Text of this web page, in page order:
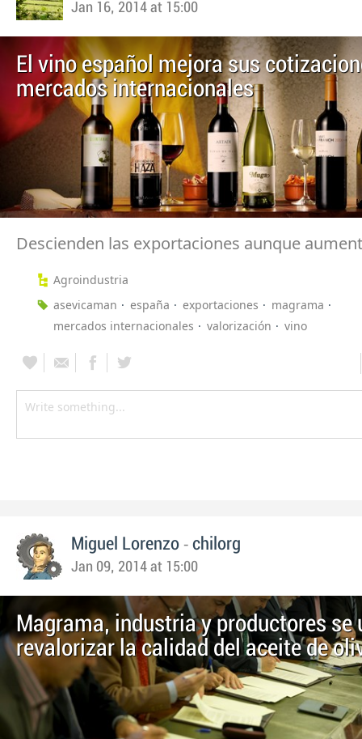
Jan 16, 2014 at 15:00
El vino español mejora sus
mercados internacionales
Descienden las exportaciones aunque
Agroindustria
asevicaman
españa exportaciones
magrama
mercados internacionales
valorización vino
Miguel Lorenzo - chilorg
Jan 09, 2014 at 15:00
Magrama, industria y productores se
revalorizar la calidad del aceite de